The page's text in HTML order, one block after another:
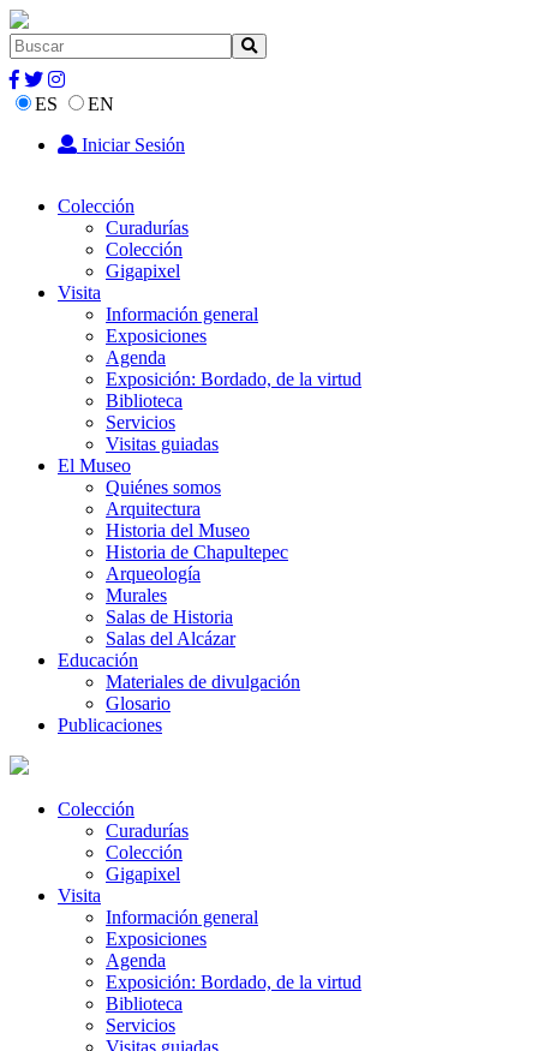
ES
EN
Iniciar Sesión
Colección
Curadurías
Colección
Gigapixel
Visita
Información general
Exposiciones
Agenda
Exposición: Bordado, de la virtud
Biblioteca
Servicios
Visitas guiadas
El Museo
Quiénes somos
Arquitectura
Historia del Museo
Historia de Chapultepec
Arqueología
Murales
Salas de Historia
Salas del Alcázar
Educación
Materiales de divulgación
Glosario
Publicaciones
Colección
Curadurías
Colección
Gigapixel
Visita
Información general
Exposiciones
Agenda
Exposición: Bordado, de la virtud
Biblioteca
Servicios
Visitas guiadas